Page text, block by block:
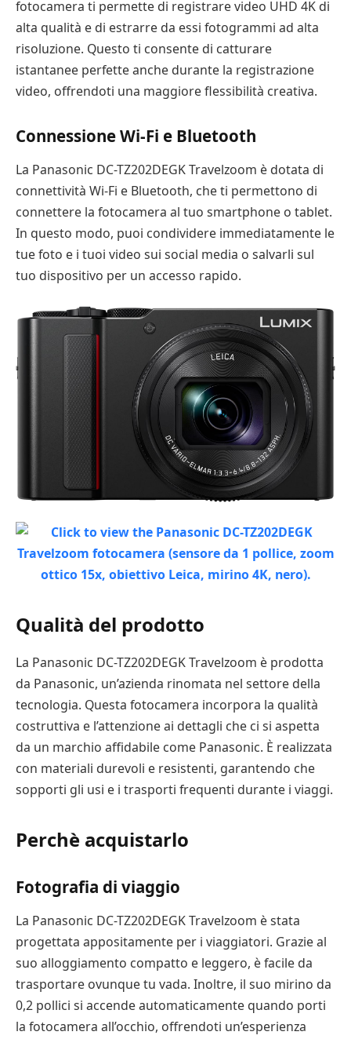
fotocamera ti permette di registrare video UHD 4K di
alta qualità e di estrarre da essi fotogrammi ad alta
risoluzione. Questo ti consente di catturare
istantanee perfette anche durante la registrazione
video, offrendoti una maggiore flessibilità creativa.
Connessione Wi-Fi e Bluetooth
La Panasonic DC-TZ202DEGK Travelzoom è dotata di
connettività Wi-Fi e Bluetooth, che ti permettono di
connettere la fotocamera al tuo smartphone o tablet.
In questo modo, puoi condividere immediatamente le
tue foto e i tuoi video sui social media o salvarli sul
tuo dispositivo per un accesso rapido.
Qualità del prodotto
La Panasonic DC-TZ202DEGK Travelzoom è prodotta
da Panasonic, un’azienda rinomata nel settore della
tecnologia. Questa fotocamera incorpora la qualità
costruttiva e l’attenzione ai dettagli che ci si aspetta
da un marchio affidabile come Panasonic. È realizzata
con materiali durevoli e resistenti, garantendo che
sopporti gli usi e i trasporti frequenti durante i viaggi.
Perchè acquistarlo
Fotografia di viaggio
La Panasonic DC-TZ202DEGK Travelzoom è stata
progettata appositamente per i viaggiatori. Grazie al
suo alloggiamento compatto e leggero, è facile da
trasportare ovunque tu vada. Inoltre, il suo mirino da
0,2 pollici si accende automaticamente quando porti
la fotocamera all’occhio, offrendoti un’esperienza